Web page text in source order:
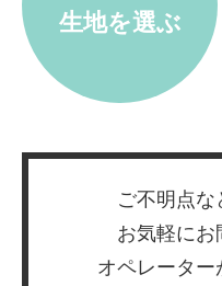
生地を選ぶ
ご不明点な
お気軽にお
オペレーター